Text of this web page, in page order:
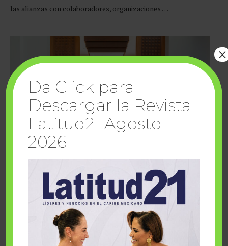
las alianzas con colaboradores, organizaciones …
Cuando la solidaridad inspira; cumplen
sueños Fairmont Mayakoba y Make-A-Wish
Da Click para
Descargar la Revista
Latitud21 Agosto
2026
×